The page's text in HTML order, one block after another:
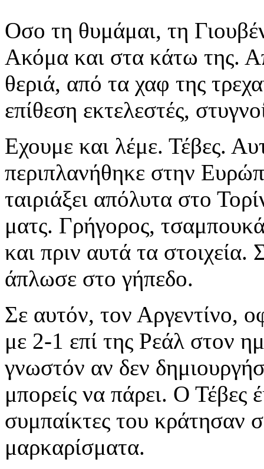
Οσο τη θυμάμαι, τη
Ακόμα και στα κάτω της.
θεριά, από τα χαφ της
επίθεση εκτελεστές,
Εχουμε και λέμε. Τέβες.
περιπλανήθηκε στην
ταιριάξει απόλυτα στο
ματς. Γρήγορος,
και πριν αυτά τα
άπλωσε στο γήπεδο.
Σε αυτόν, τον Αργεντίνο,
με 2-1 επί της Ρεάλ στον
γνωστόν αν δεν
μπορείς να πάρει. Ο Τέβες
συμπαίκτες του κράτησαν
μαρκαρίσματα.